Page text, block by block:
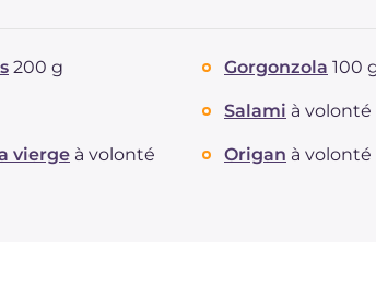
200 g Gorgonzola 100
Salami à volonté
vierge à volonté Origan à volonté